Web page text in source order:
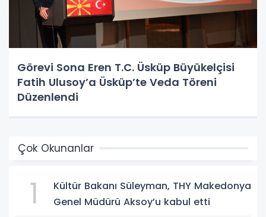
Görevi Sona Eren T.C. Üsküp Büyükelçisi
Fatih Ulusoy’a Üsküp’te Veda Töreni
Düzenlendi
Çok Okunanlar
1
Kültür Bakanı Süleyman, THY Makedonya
Genel Müdürü Aksoy’u kabul etti